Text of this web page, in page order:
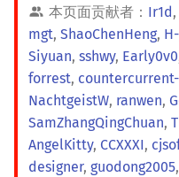
本页面贡献者： Ir1d ,
mgt, ShaoChenHeng,
Siyuan, sshwy, Early0v0
forrest,
NachtgeistW, ranwen,
SamZhangQingChuan,
AngelKitty, CCXXXI,
designer, guodong2005,